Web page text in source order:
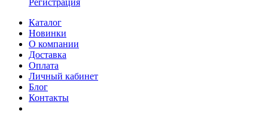
Регистрация
Каталог
Новинки
О компании
Доставка
Оплата
Личный кабинет
Блог
Контакты